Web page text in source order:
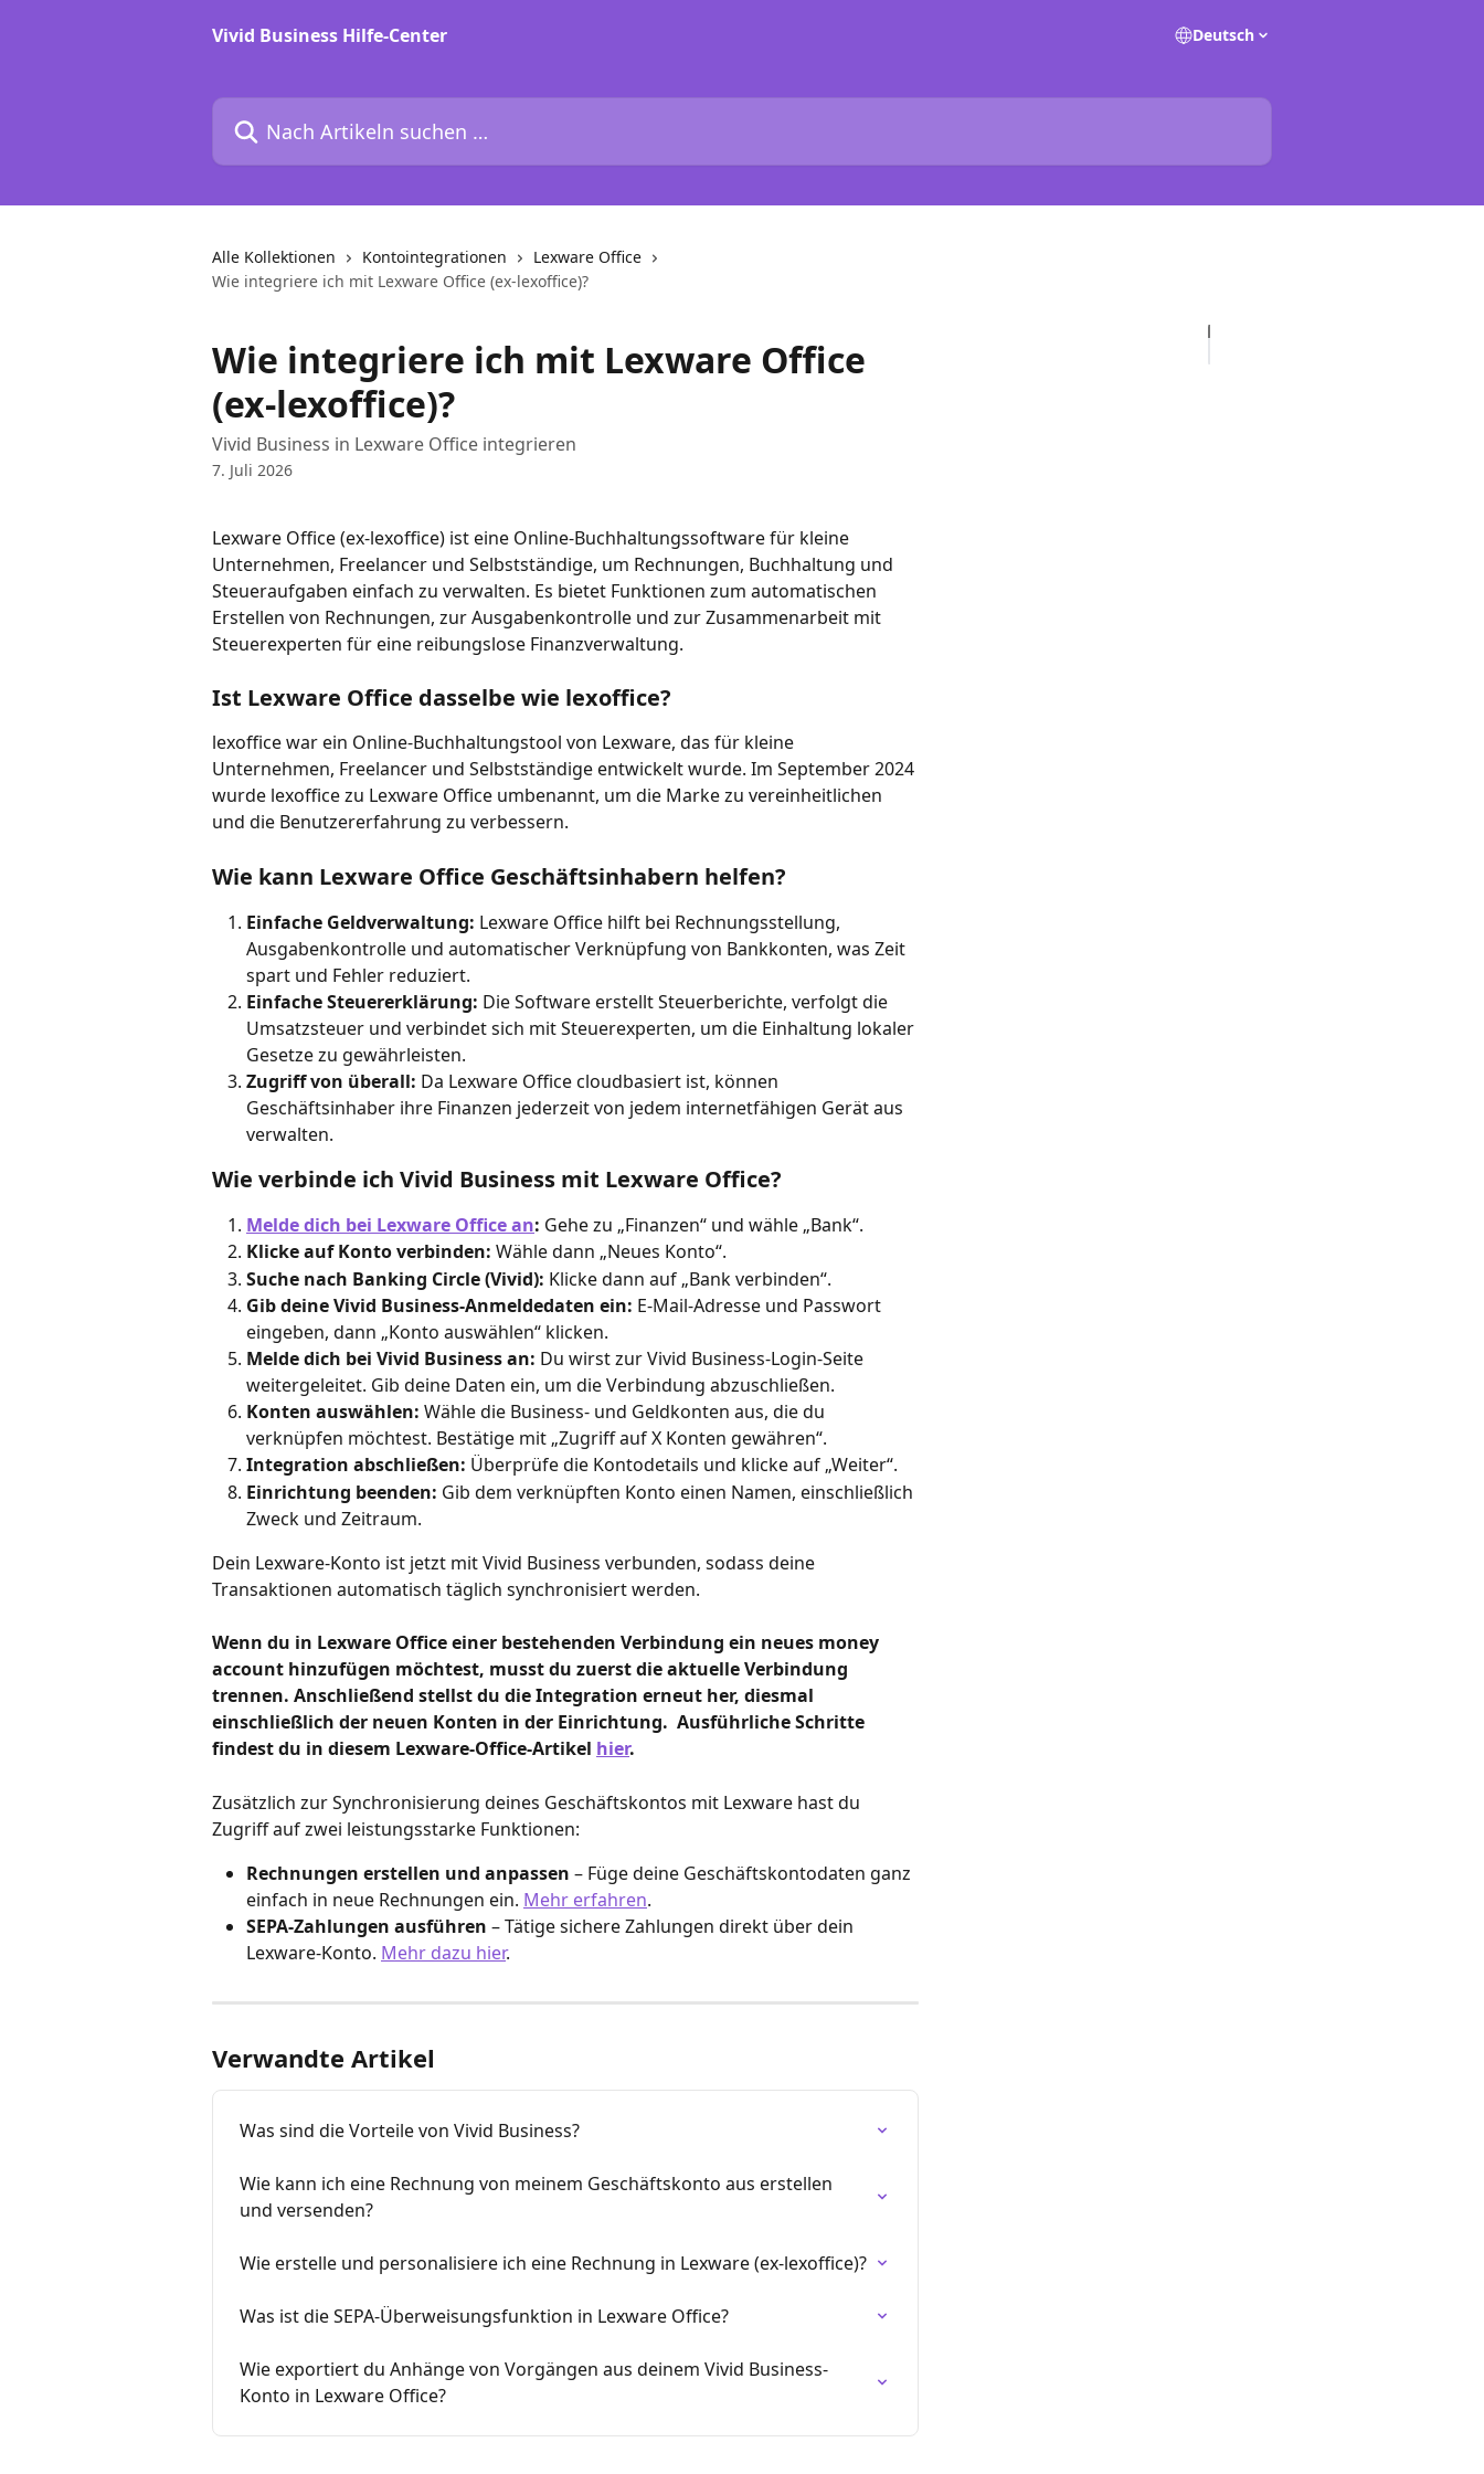
Vivid Business Hilfe-Center
Deutsch
Nach Artikeln suchen …
Alle Kollektionen Kontointegrationen
Lexware Office
Wie integriere ich mit Lexware Office (ex-lexoffice)?
Wie integriere ich mit Lexware Office
(ex-lexoffice)?
Vivid Business in Lexware Office integrieren
7. Juli 2026
Lexware Office (ex-lexoffice) ist eine Online-Buchhaltungssoftware für kleine
Unternehmen, Freelancer und Selbstständige, um Rechnungen, Buchhaltung und
Steueraufgaben einfach zu verwalten. Es bietet Funktionen zum automatischen
Erstellen von Rechnungen, zur Ausgabenkontrolle und zur Zusammenarbeit mit
Steuerexperten für eine reibungslose Finanzverwaltung.
Ist Lexware Office dasselbe wie lexoffice?
lexoffice war ein Online-Buchhaltungstool von Lexware, das für kleine
Unternehmen, Freelancer und Selbstständige entwickelt wurde. Im September 2024
wurde lexoffice zu Lexware Office umbenannt, um die Marke zu vereinheitlichen
und die Benutzererfahrung zu verbessern.
Wie kann Lexware Office Geschäftsinhabern helfen?
Einfache Geldverwaltung: Lexware Office hilft bei Rechnungsstellung,
Ausgabenkontrolle und automatischer Verknüpfung von Bankkonten, was Zeit
spart und Fehler reduziert.
Einfache Steuererklärung: Die Software erstellt Steuerberichte, verfolgt die
Umsatzsteuer und verbindet sich mit Steuerexperten, um die Einhaltung lokaler
Gesetze zu gewährleisten.
Zugriff von überall: Da Lexware Office cloudbasiert ist, können
Geschäftsinhaber ihre Finanzen jederzeit von jedem internetfähigen Gerät aus
verwalten.
Wie verbinde ich Vivid Business mit Lexware Office?
Melde dich bei Lexware Office an: Gehe zu „Finanzen“ und wähle „Bank“.
Klicke auf Konto verbinden: Wähle dann „Neues Konto“.
Suche nach Banking Circle (Vivid): Klicke dann auf „Bank verbinden“.
Gib deine Vivid Business-Anmeldedaten ein: E-Mail-Adresse und Passwort
eingeben, dann „Konto auswählen“ klicken.
Melde dich bei Vivid Business an: Du wirst zur Vivid Business-Login-Seite
weitergeleitet. Gib deine Daten ein, um die Verbindung abzuschließen.
Konten auswählen: Wähle die Business- und Geldkonten aus, die du
verknüpfen möchtest. Bestätige mit „Zugriff auf X Konten gewähren“.
Integration abschließen: Überprüfe die Kontodetails und klicke auf „Weiter“.
Einrichtung beenden: Gib dem verknüpften Konto einen Namen, einschließlich
Zweck und Zeitraum.
Dein Lexware-Konto ist jetzt mit Vivid Business verbunden, sodass deine
Transaktionen automatisch täglich synchronisiert werden.
Wenn du in Lexware Office einer bestehenden Verbindung ein neues money
account hinzufügen möchtest, musst du zuerst die aktuelle Verbindung
trennen. Anschließend stellst du die Integration erneut her, diesmal
einschließlich der neuen Konten in der Einrichtung. Ausführliche Schritte
findest du in diesem Lexware-Office-Artikel hier.
Zusätzlich zur Synchronisierung deines Geschäftskontos mit Lexware hast du
Zugriff auf zwei leistungsstarke Funktionen:
Rechnungen erstellen und anpassen – Füge deine Geschäftskontodaten ganz
einfach in neue Rechnungen ein. Mehr erfahren.
SEPA-Zahlungen ausführen – Tätige sichere Zahlungen direkt über dein
Lexware-Konto. Mehr dazu hier.
Verwandte Artikel
Was sind die Vorteile von Vivid Business?
Wie kann ich eine Rechnung von meinem Geschäftskonto aus erstellen
und versenden?
Wie erstelle und personalisiere ich eine Rechnung in Lexware (ex-lexoffice)?
Was ist die SEPA-Überweisungsfunktion in Lexware Office?
Wie exportiert du Anhänge von Vorgängen aus deinem Vivid Business-
Konto in Lexware Office?